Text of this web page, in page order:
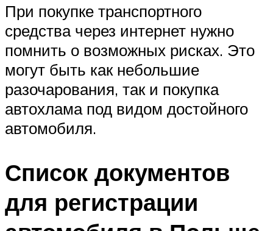
При покупке транспортного
средства через интернет нужно
помнить о возможных рисках. Это
могут быть как небольшие
разочарования, так и покупка
автохлама под видом достойного
автомобиля.
Список документов
для регистрации